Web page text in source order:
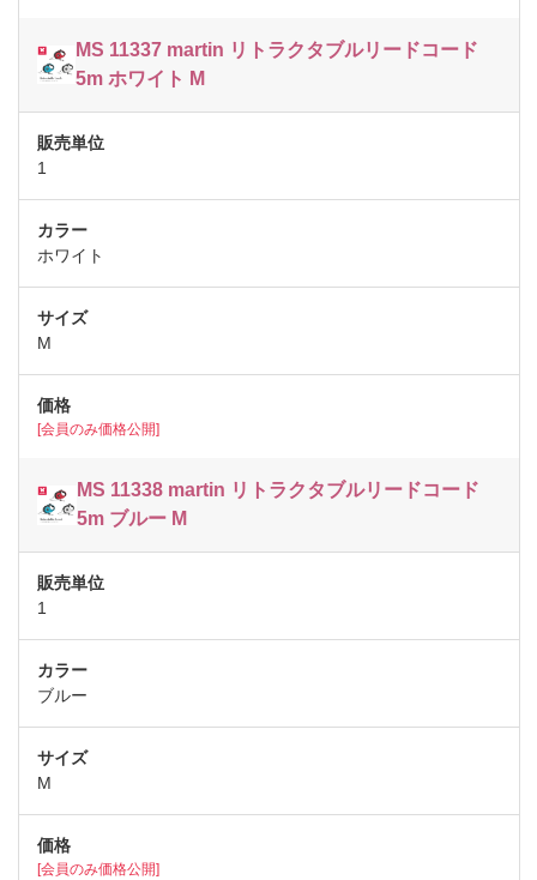
MS 11337 martin リトラクタブルリードコード
5m ホワイト M
1
ホワイト
M
[会員のみ価格公開]
MS 11338 martin リトラクタブルリードコード
5m ブルー M
1
ブルー
M
[会員のみ価格公開]